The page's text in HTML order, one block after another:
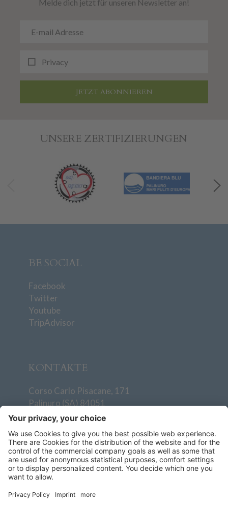
Melde dich jetzt für unseren Newsletter an!
Privacy
JETZT ABONNIEREN
UNSERE ZERTIFIZIERUNGEN
BE SOCIAL
Facebook
Twitter
Youtube
TripAdvisor
KONTAKTE
Corso Carlo Pisacane, 171
Palinuro (SA) 84051
T+39 0974 938501
+39 379 193 4811
Wie Sie uns erreichen
AGBs